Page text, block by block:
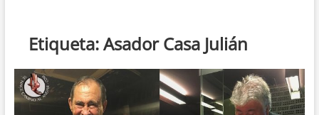
Etiqueta:Asador Casa Julián